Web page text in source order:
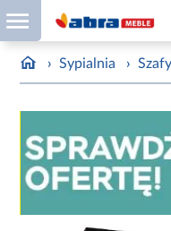
› Sypialnia › Szafy